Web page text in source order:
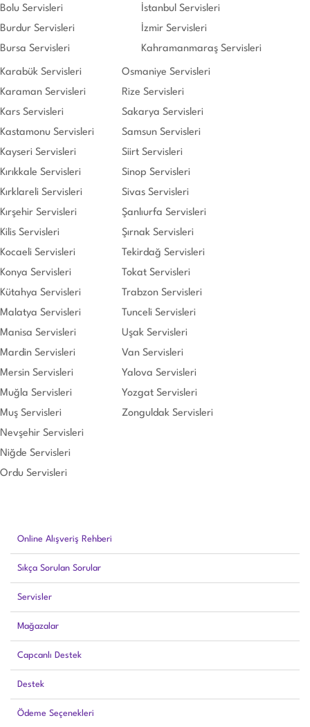
Online Alışveriş Rehberi
Sıkça Sorulan Sorular
Servisler
Mağazalar
Capcanlı Destek
Destek
Ödeme Seçenekleri
Bolu Servisleri
Burdur Servisleri
Bursa Servisleri
İstanbul Servisleri
İzmir Servisleri
Kahramanmaraş Servisleri
Karabük Servisleri
Karaman Servisleri
Kars Servisleri
Kastamonu Servisleri
Kayseri Servisleri
Kırıkkale Servisleri
Kırklareli Servisleri
Kırşehir Servisleri
Kilis Servisleri
Kocaeli Servisleri
Konya Servisleri
Kütahya Servisleri
Malatya Servisleri
Manisa Servisleri
Mardin Servisleri
Mersin Servisleri
Muğla Servisleri
Muş Servisleri
Nevşehir Servisleri
Niğde Servisleri
Ordu Servisleri
Osmaniye Servisleri
Rize Servisleri
Sakarya Servisleri
Samsun Servisleri
Siirt Servisleri
Sinop Servisleri
Sivas Servisleri
Şanlıurfa Servisleri
Şırnak Servisleri
Tekirdağ Servisleri
Tokat Servisleri
Trabzon Servisleri
Tunceli Servisleri
Uşak Servisleri
Van Servisleri
Yalova Servisleri
Yozgat Servisleri
Zonguldak Servisleri